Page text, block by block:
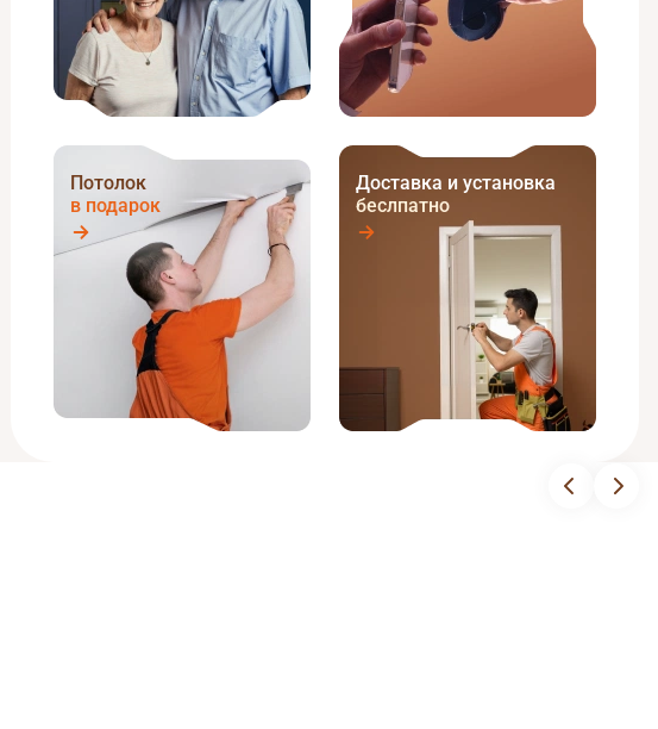
Потолок
в подарок
Доставка и установка
беслпатно